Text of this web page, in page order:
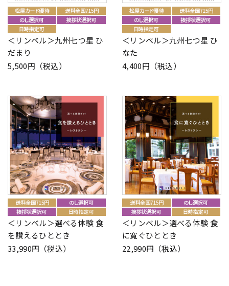
＜リンベル＞九州七つ星 ひ
だまり
5,500円（税込）
＜リンベル＞九州七つ星 ひ
なた
4,400円（税込）
＜リンベル＞選べる体験 食
を讃えるひととき
33,990円（税込）
＜リンベル＞選べる体験 食
に寛ぐひととき
22,990円（税込）